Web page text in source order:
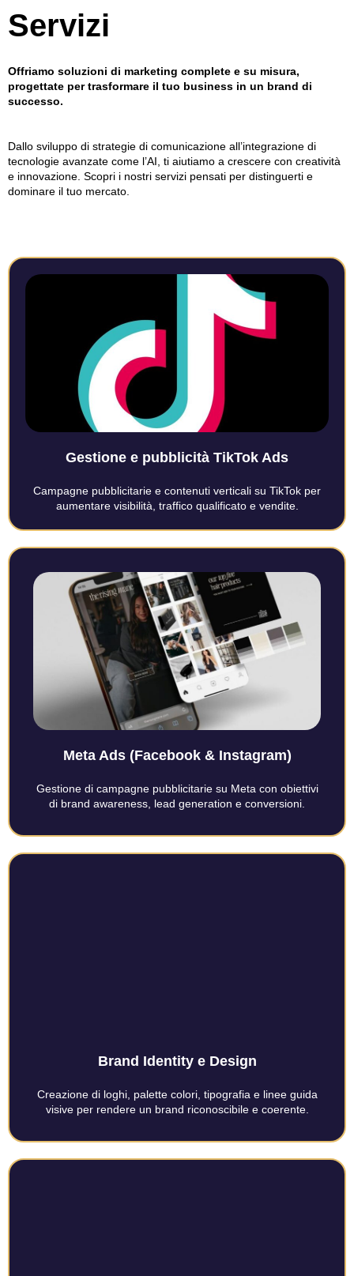
Servizi
Offriamo soluzioni di marketing complete e su misura,
progettate per trasformare il tuo business in un brand di
successo.
Dallo sviluppo di strategie di comunicazione all’integrazione di
tecnologie avanzate come l’AI, ti aiutiamo a crescere con creatività
e innovazione. Scopri i nostri servizi pensati per distinguerti e
dominare il tuo mercato.
Gestione e pubblicità TikTok Ads
Campagne pubblicitarie e contenuti verticali su TikTok per
aumentare visibilità, traffico qualificato e vendite.
Meta Ads (Facebook & Instagram)
Gestione di campagne pubblicitarie su Meta con obiettivi
di brand awareness, lead generation e conversioni.
Brand Identity e Design
Creazione di loghi, palette colori, tipografia e linee guida
visive per rendere un brand riconoscibile e coerente.